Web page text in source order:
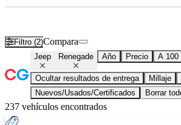
Filtro (2)Compara
Jeep Renegade Año Precio A 100
Ocultar resultados de entrega Millaje
Nuevos/Usados/Certificados
Borrar
237 vehículos encontrados